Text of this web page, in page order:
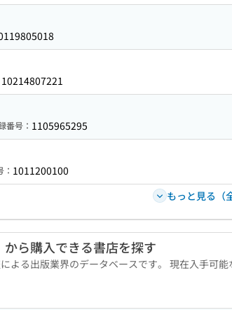
10214807221
番号： 1105965295
1011200100
もっと見る（
から購入できる書店を探す
よる出版業界のデータベースです。 現在入手可